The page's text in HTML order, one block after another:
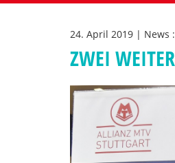
24. April 2019 | News
ZWEI